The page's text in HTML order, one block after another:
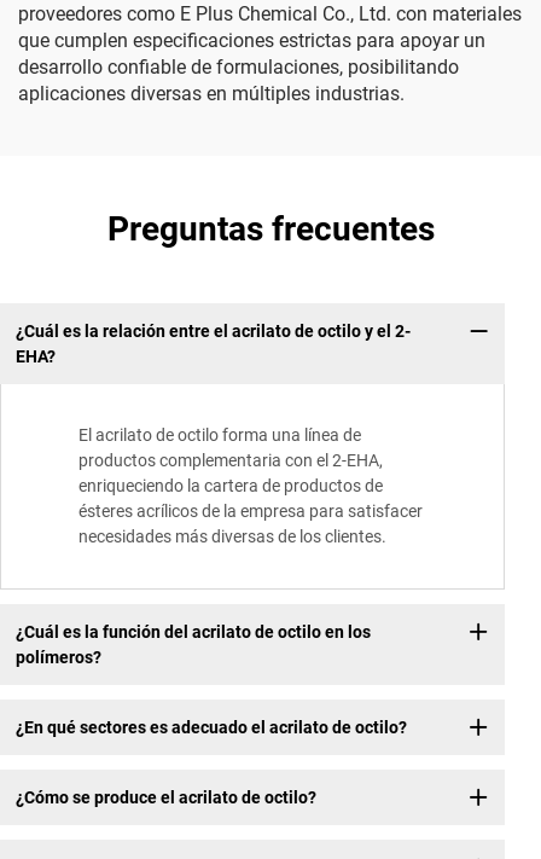
proveedores como E Plus Chemical Co., Ltd. con materiales
que cumplen especificaciones estrictas para apoyar un
desarrollo confiable de formulaciones, posibilitando
aplicaciones diversas en múltiples industrias.
Preguntas frecuentes
¿Cuál es la relación entre el acrilato de octilo y el 2-
EHA?
El acrilato de octilo forma una línea de
productos complementaria con el 2-EHA,
enriqueciendo la cartera de productos de
ésteres acrílicos de la empresa para satisfacer
necesidades más diversas de los clientes.
¿Cuál es la función del acrilato de octilo en los
polímeros?
¿En qué sectores es adecuado el acrilato de octilo?
¿Cómo se produce el acrilato de octilo?